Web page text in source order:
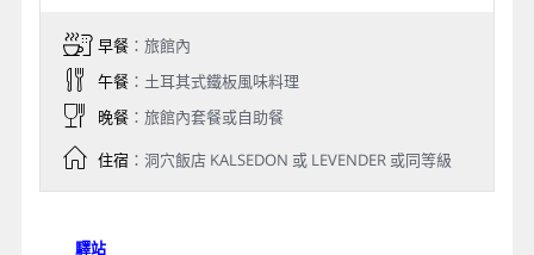
Day 6
安塔麗亞→271km孔亞Konya(蘇菲教
派的聖城)→238km卡帕多細亞
Cappadocia